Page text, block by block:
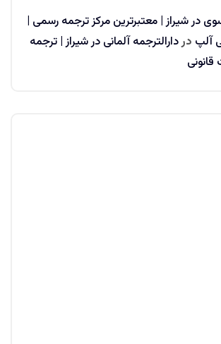
در شیراز | معتبرترین مرکز ترجمه رسمی |
آلپ دردارالترجمه آلمانی در شیراز | ترجمه